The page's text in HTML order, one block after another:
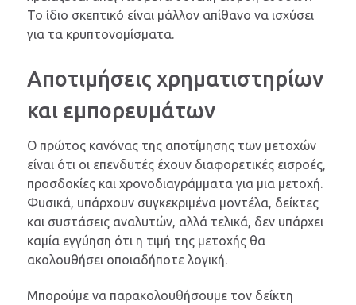
Το ίδιο σκεπτικό είναι μάλλον απίθανο να ισχύσει
για τα κρυπτονομίσματα.
Αποτιμήσεις χρηματιστηρίων
και εμπορευμάτων
Ο πρώτος κανόνας της αποτίμησης των μετοχών
είναι ότι οι επενδυτές έχουν διαφορετικές εισροές,
προσδοκίες και χρονοδιαγράμματα για μια μετοχή.
Φυσικά, υπάρχουν συγκεκριμένα μοντέλα, δείκτες
και συστάσεις αναλυτών, αλλά τελικά, δεν υπάρχει
καμία εγγύηση ότι η τιμή της μετοχής θα
ακολουθήσει οποιαδήποτε λογική.
Μπορούμε να παρακολουθήσουμε τον δείκτη